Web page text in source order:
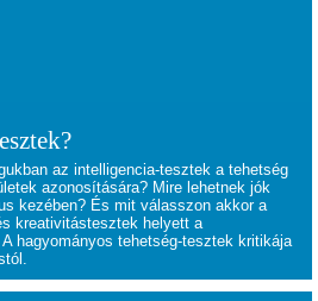
az intelligencia-tesztek a tehetség
azonosítására? Mire lehetnek jók
kezében? És mit válasszon akkor a
kreativitástesztek helyett a
hagyományos tehetség-tesztek kritikája